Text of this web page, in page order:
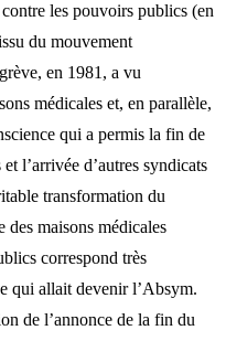
les pouvoirs publics (en
du mouvement
en 1981, a vu
médicales et, en parallèle,
qui a permis la fin de
l’arrivée d’autres syndicats
transformation du
des maisons médicales
correspond très
qui allait devenir l’Absym.
de l’annonce de la fin du